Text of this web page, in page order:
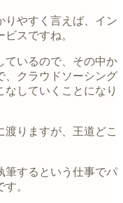
りやすく言えば、イン
スですね。
ているので、その中か
、クラウドソーシング
していくことになり
りますが、王道どこ
筆するという仕事でパ
。